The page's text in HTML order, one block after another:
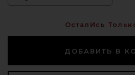
ОсталИсь
ДОБАВИТЬ В